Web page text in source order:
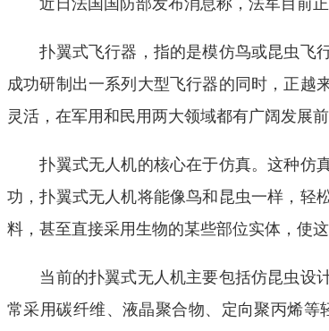
扑翼式飞行器，指的是模仿鸟或昆虫飞行
成功研制出一系列大型飞行器的同时，正越
灵活，在军用和民用两大领域都有广阔发展前
扑翼式无人机的核心在于仿真。这种仿真
功，扑翼式无人机将能像鸟和昆虫一样，轻
料，甚至直接采用生物的某些部位实体，使
当前的扑翼式无人机主要包括仿昆虫设计
常采用碳纤维、液晶聚合物、定向聚丙烯等